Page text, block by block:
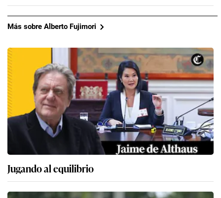
Más sobre Alberto Fujimori
Jugando al equilibrio